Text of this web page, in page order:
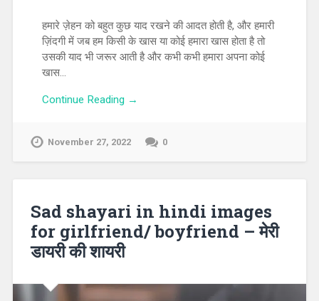
हमारे ज़ेहन को बहुत कुछ याद रखने की आदत होती है, और हमारी
ज़िंदगी में जब हम किसी के खास या कोई हमारा खास होता है तो
उसकी याद भी जरूर आती है और कभी कभी हमारा अपना कोई
खास…
Continue Reading →
November 27, 2022 0
Sad shayari in hindi images
for girlfriend/ boyfriend – मेरी
डायरी की शायरी